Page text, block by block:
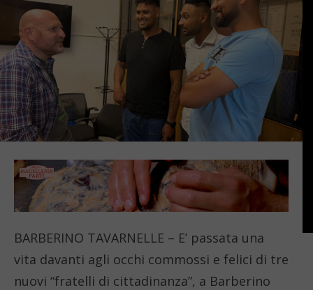
BARBERINO TAVARNELLE – E’ passata una
vita davanti agli occhi commossi e felici di tre
nuovi “fratelli di cittadinanza”, a Barberino